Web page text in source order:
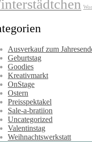
Ausverkauf zum
Geburtstag
Goodies
Kreativmarkt
OnStage
Ostern
Preisspektakel
Sale-a-bratiion
Uncategorized
Valentinstag
Weihnachtswerkstatt